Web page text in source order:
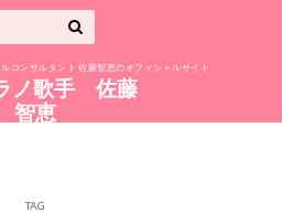
コンサルタント 佐藤智恵のオフィシャルサイト
TAG